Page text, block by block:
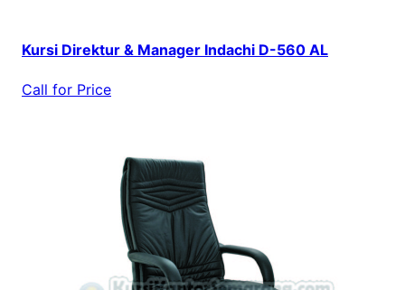
Kursi Direktur & Manager Indachi D-560 AL
Call for Price